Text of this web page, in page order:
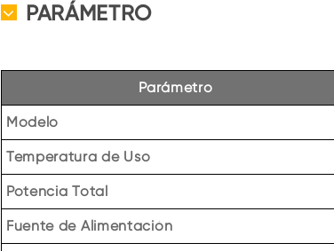
PARÁMETRO
Parámetro
Modelo
Temperatura de Uso
Potencia Total
Fuente de Alimentación